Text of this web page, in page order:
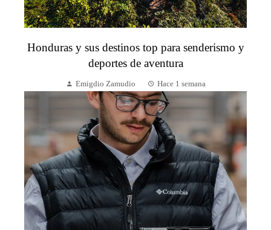
Honduras y sus destinos top para senderismo y
deportes de aventura
Emigdio Zamudio Hace 1 semana